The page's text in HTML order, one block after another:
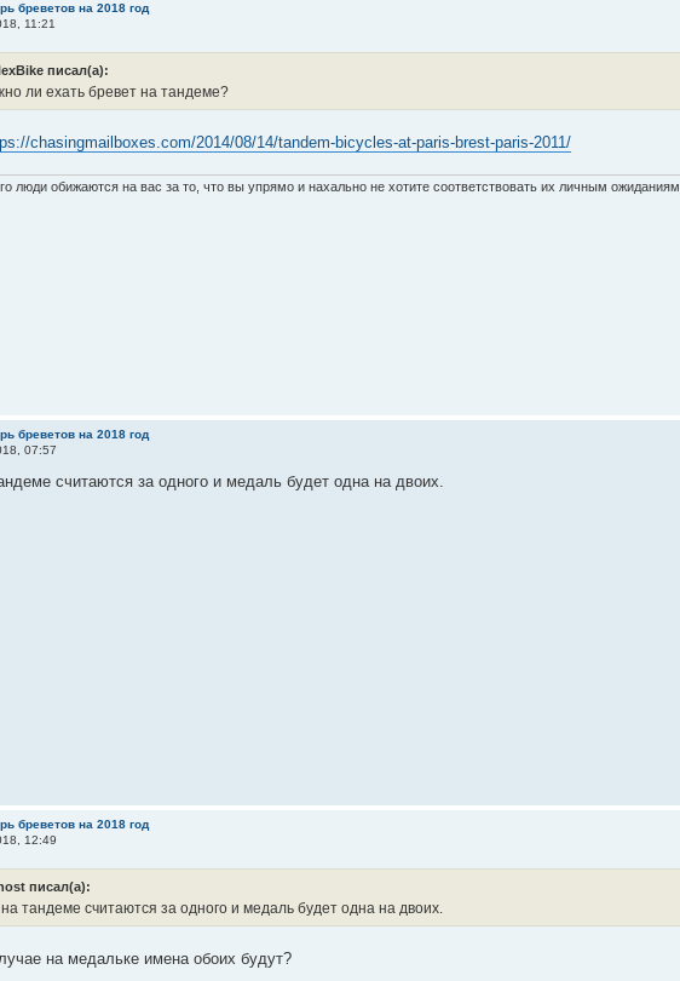
бреветов на 2018 год
11:21
писал(а):
ли ехать бревет на тандеме?
chasingmailboxes.com/2014/08/14/tandem-bicycles-at-paris-brest-paris-2011/
люди обижаются на вас за то, что вы упрямо и нахально не хотите соответствовать их личным ожиданиям.
бреветов на 2018 год
07:57
считаются за одного и медаль будет одна на двоих.
бреветов на 2018 год
12:49
писал(а):
тандеме считаются за одного и медаль будет одна на двоих.
на медальке имена обоих будут?